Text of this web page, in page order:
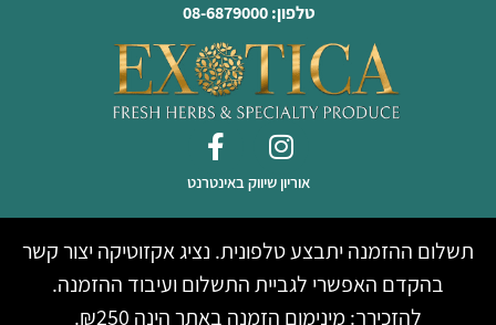
טלפון: 08-6879000
אוריון שיווק באינטרנט
תשלום ההזמנה יתבצע טלפונית. נציג אקזוטיקה יצור קשר
בהקדם האפשרי לגביית התשלום ועיבוד ההזמנה.
להזכירך: מינימום הזמנה באתר הינה ₪250.